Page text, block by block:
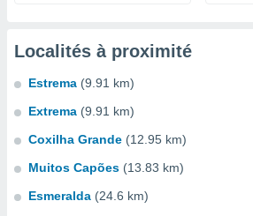
Localités à proximité
Estrema (9.91 km)
Extrema (9.91 km)
Coxilha Grande (12.95 km)
Muitos Capões (13.83 km)
Esmeralda (24.6 km)